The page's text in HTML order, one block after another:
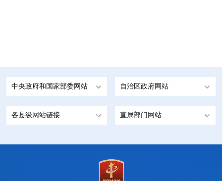
中央政府和国家部委网站 自治区政府网站
各县级网站链接 直属部门网站